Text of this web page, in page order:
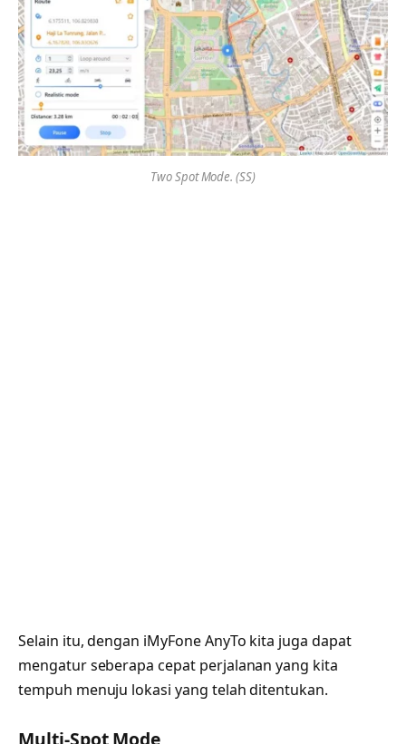
Two Spot Mode. (SS)
Selain itu, dengan iMyFone AnyTo kita juga dapat
mengatur seberapa cepat perjalanan yang kita
tempuh menuju lokasi yang telah ditentukan.
Multi-Spot Mode